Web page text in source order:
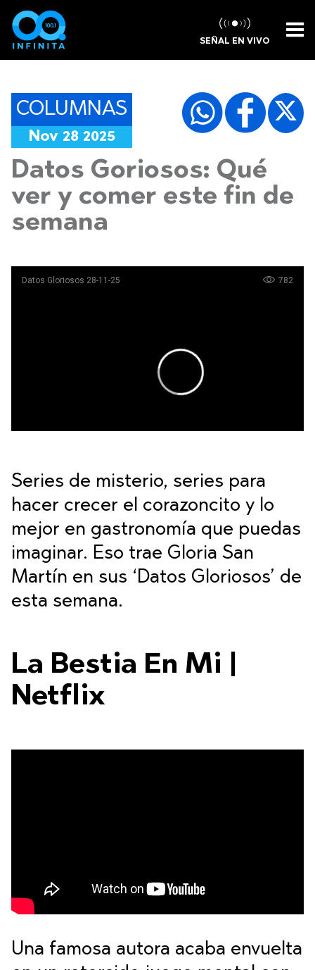
SEÑAL EN VIVO
COLUMNAS
Nov 28 2025
Datos Goriosos: Qué
ver y comer este fin de
semana
Series de misterio, series para
hacer crecer el corazoncito y lo
mejor en gastronomía que puedas
imaginar. Eso trae Gloria San
Martín en sus ‘Datos Gloriosos’ de
esta semana.
La Bestia En Mi |
Netflix
Una famosa autora acaba envuelta